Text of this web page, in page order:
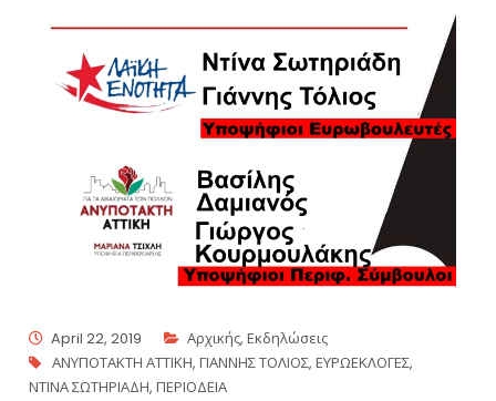
April 22, 2019 Αρχικής,Εκδηλώσεις
ΑΝΥΠΟΤΑΚΤΗ ΑΤΤΙΚΗ,ΓΙΑΝΝΗΣ ΤΟΛΙΟΣ,ΕΥΡΩΕΚΛΟΓΕΣ,
ΝΤΙΝΑ ΣΩΤΗΡΙΑΔΗ,ΠΕΡΙΟΔΕΙΑ